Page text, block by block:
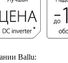
Ballu: